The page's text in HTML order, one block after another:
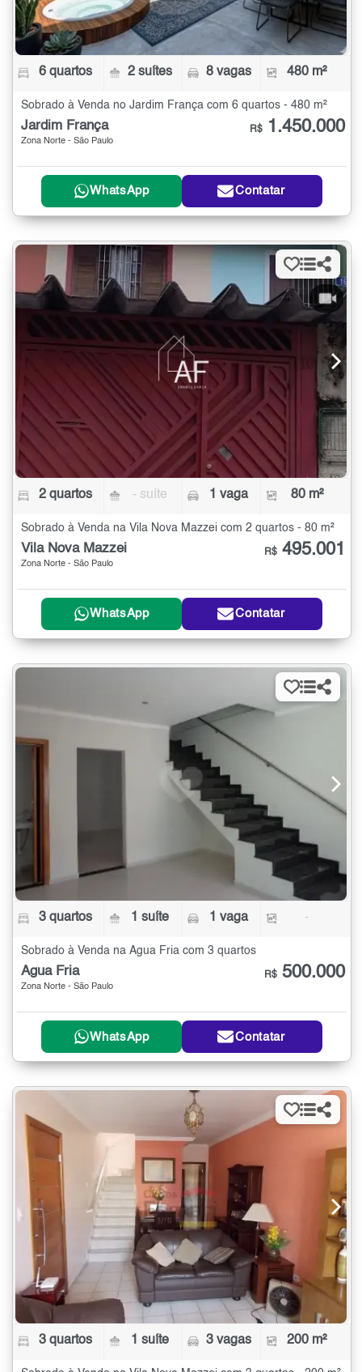
6 quartos 2 suítes 8 vagas 480 m²
Sobrado à Venda no Jardim França com 6 quartos - 480 m²
Jardim França
Zona Norte - São Paulo
R$ 1.450.000
WhatsApp Contatar
2 quartos - suíte 1 vaga 80 m²
Sobrado à Venda na Vila Nova Mazzei com 2 quartos - 80 m²
Vila Nova Mazzei
Zona Norte - São Paulo
R$ 495.001
WhatsApp Contatar
3 quartos 1 suíte 1 vaga -
Sobrado à Venda na Água Fria com 3 quartos
Água Fria
Zona Norte - São Paulo
R$ 500.000
WhatsApp Contatar
3 quartos 1 suíte 3 vagas 200 m²